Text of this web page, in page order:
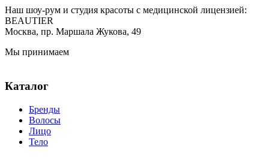
Наш шоу-рум и студия красоты с медицинской лицензией:
BEAUTIER
Москва, пр. Маршала Жукова, 49
Мы принимаем
Каталог
Бренды
Волосы
Лицо
Тело